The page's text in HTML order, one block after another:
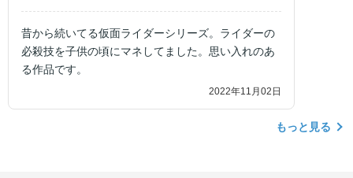
昔から続いてる仮面ライダーシリーズ。ライダーの
必殺技を子供の頃にマネしてました。思い入れのあ
る作品です。
2022年11月02日
もっと見る